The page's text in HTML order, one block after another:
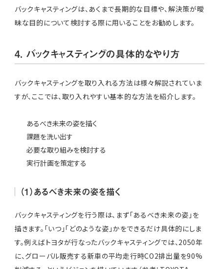
バックキャスティングは、あくまで長期的な目標や、解決策が曖
昧な目的について検討する際に用いることをお勧めします。
4. バックキャスティングの具体的なやり方
バックキャスティングを取り入れる方法は様々解説されていま
すが、ここでは、取り入れやすい基本的な方法を紹介します。
あるべき未来の姿を描く
課題を洗い出す
必要な取り組みを検討する
実行計画を策定する
（1）あるべき未来の姿を描く
バックキャスティングを行う際は、まず「あるべき未来の姿」を
描きます。「いつ」「どのような姿」かをできるだけ具体的にしま
す。例えばトヨタが行なったバックキャスティングでは、2050年
に、グローバル販売する新車の平均走行時CO2排出量を90%